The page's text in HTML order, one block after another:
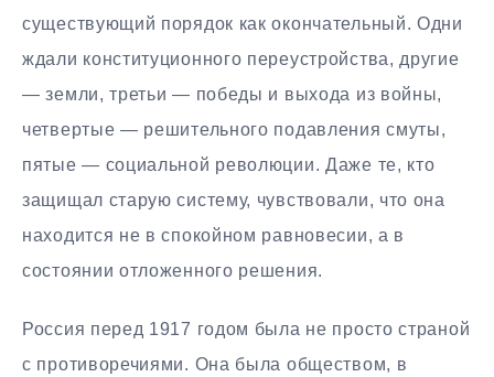
существующий порядок как окончательный. Одни
ждали конституционного переустройства, другие
— земли, третьи — победы и выхода из войны,
четвертые — решительного подавления смуты,
пятые — социальной революции. Даже те, кто
защищал старую систему, чувствовали, что она
находится не в спокойном равновесии, а в
состоянии отложенного решения.
Россия перед 1917 годом была не просто страной
с противоречиями. Она была обществом, в